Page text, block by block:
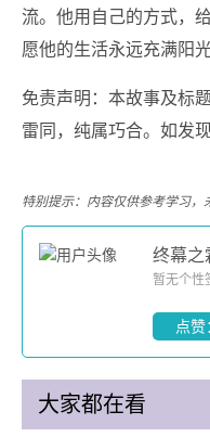
流。他用自己的方式，
愿他的生活永远充满阳
免责声明：本故事及标
雷同，纯属巧合。如发
特别提示：内容仅供参考学习，
终幕之
暂无个性
点
大家都在看